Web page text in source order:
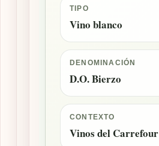
TIPO
Vino blanco
DENOMINACIÓN
D.O. Bierzo
CONTEXTO
Vinos del Carrefour